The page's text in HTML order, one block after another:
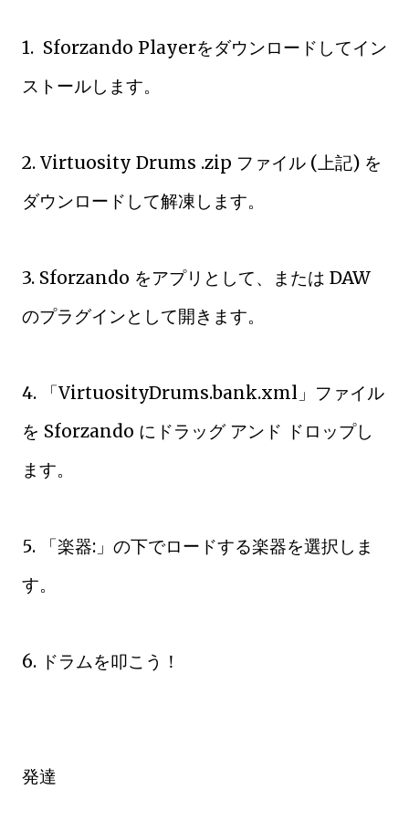
1. Sforzando Playerをダウンロードしてイン
ストールします。
2. Virtuosity Drums .zip ファイル (上記) を
ダウンロードして解凍します。
3. Sforzando をアプリとして、または DAW
のプラグインとして開きます。
4. 「VirtuosityDrums.bank.xml」ファイル
を Sforzando にドラッグ アンド ドロップし
ます。
5. 「楽器:」の下でロードする楽器を選択しま
す。
6. ドラムを叩こう！
発達